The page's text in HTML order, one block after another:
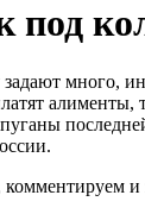
много,
алименты,
и